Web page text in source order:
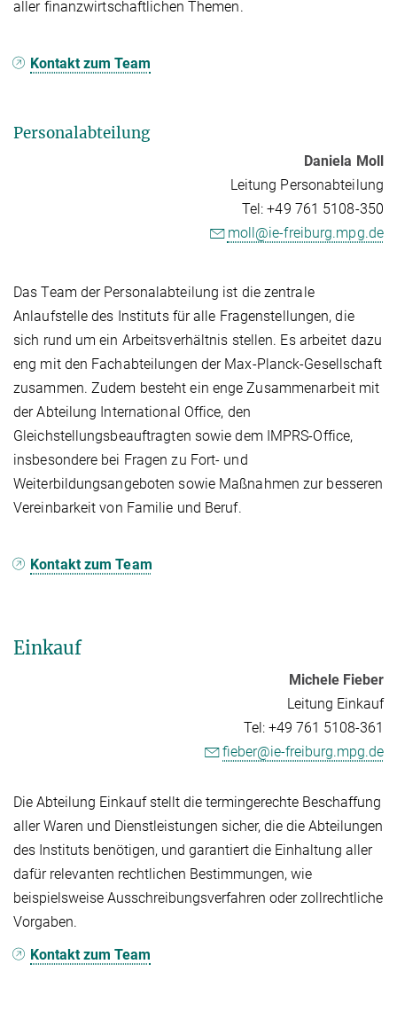
aller finanzwirtschaftlichen Themen.
Kontakt zum Team
Personalabteilung
Daniela Moll
Leitung Personabteilung
Tel: +49 761 5108-350
moll@ie-freiburg.mpg.de
Das Team der Personalabteilung ist die zentrale
Anlaufstelle des Instituts für alle Fragenstellungen, die
sich rund um ein Arbeitsverhältnis stellen. Es arbeitet dazu
eng mit den Fachabteilungen der Max-Planck-Gesellschaft
zusammen. Zudem besteht ein enge Zusammenarbeit mit
der Abteilung International Office, den
Gleichstellungsbeauftragten sowie dem IMPRS-Office,
insbesondere bei Fragen zu Fort- und
Weiterbildungsangeboten sowie Maßnahmen zur besseren
Vereinbarkeit von Familie und Beruf.
Kontakt zum Team
Einkauf
Michele Fieber
Leitung Einkauf
Tel: +49 761 5108-361
fieber@ie-freiburg.mpg.de
Die Abteilung Einkauf stellt die termingerechte Beschaffung
aller Waren und Dienstleistungen sicher, die die Abteilungen
des Instituts benötigen, und garantiert die Einhaltung aller
dafür relevanten rechtlichen Bestimmungen, wie
beispielsweise Ausschreibungsverfahren oder zollrechtliche
Vorgaben.
Kontakt zum Team